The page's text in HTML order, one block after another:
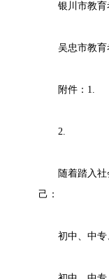
银川市教育考
吴忠市教育考
附件：1.
2.
随着踏入社会
己：
初中、中专、